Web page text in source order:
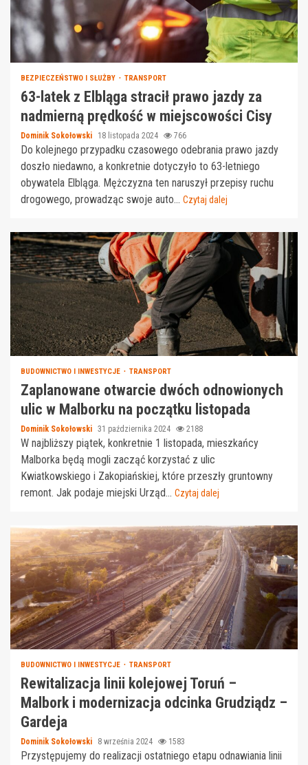
BEZPIECZEŃSTWO I SŁUŻBY TRANSPORT
63-latek z Elbląga stracił prawo jazdy za
nadmierną prędkość w miejscowości Cisy
Dominik Sokołowski 18 listopada 2024 766
Do kolejnego przypadku czasowego odebrania prawo jazdy
doszło niedawno, a konkretnie dotyczyło to 63-letniego
obywatela Elbląga. Mężczyzna ten naruszył przepisy ruchu
drogowego, prowadząc swoje auto... Czytaj dalej
BUDOWNICTWO I INWESTYCJE TRANSPORT
Zaplanowane otwarcie dwóch odnowionych
ulic w Malborku na początku listopada
Dominik Sokołowski 31 października 2024 2188
W najbliższy piątek, konkretnie 1 listopada, mieszkańcy
Malborka będą mogli zacząć korzystać z ulic
Kwiatkowskiego i Zakopiańskiej, które przeszły gruntowny
remont. Jak podaje miejski Urząd... Czytaj dalej
BUDOWNICTWO I INWESTYCJE TRANSPORT
Rewitalizacja linii kolejowej Toruń –
Malbork i modernizacja odcinka Grudziądz –
Gardeja
Dominik Sokołowski 8 września 2024 1583
Przystępujemy do realizacji ostatniego etapu odnawiania linii